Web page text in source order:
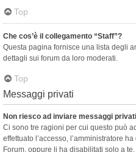
Top
Che cos’è il collegamento “Staff”?
Questa pagina fornisce una lista degli
dettagli sui forum da loro moderati.
Top
Messaggi privati
Non riesco ad inviare messaggi
Ci sono tre ragioni per cui questo può
effettuato l’accesso, l’amministratore
Forum, oppure li ha disabilitati solo a